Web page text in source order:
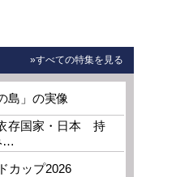
»すべての特集を見る
島」の実像
存国家・日本 持
…
カップ2026